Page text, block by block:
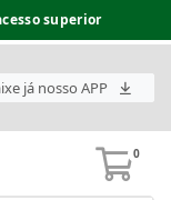
superior
já nosso APP
0